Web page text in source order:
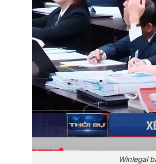
Winlegal